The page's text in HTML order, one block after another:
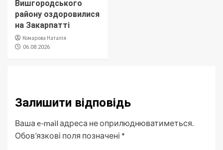
Вишгородського
району оздоровилися
на Закарпатті
Комарова Наталія
06.08.2026
Залишити відповідь
Ваша e-mail адреса не оприлюднюватиметься.
Обов’язкові поля позначені *